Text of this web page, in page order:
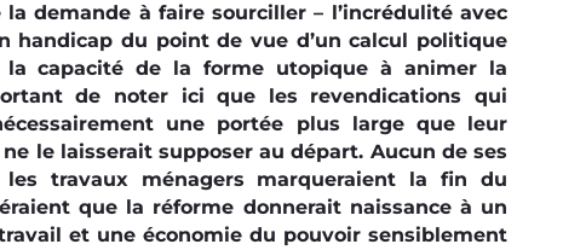
demande à faire sourciller – l’incrédulité avec
handicap du point de vue d’un calcul politique
capacité de la forme utopique à animer la
de noter ici que les revendications qui
une portée plus large que leur
le laisserait supposer au départ. Aucun de ses
travaux ménagers marqueraient la fin du
que la réforme donnerait naissance à un
et une économie du pouvoir sensiblement